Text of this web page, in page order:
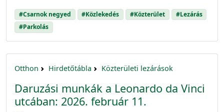
#Csarnok negyed #Közlekedés #Közterület
#Lezárás
#Parkolás
Otthon Hirdetőtábla Közterületi lezárások
Daruzási munkák a Leonardo da Vinci
utcában: 2026. február 11.